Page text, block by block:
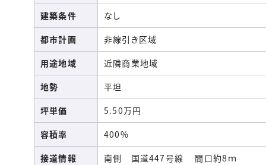
建築条件
なし
都市計画
非線引き区域
用途地域
近隣商業地域
地勢
平坦
坪単価
5.50万円
容積率
400%
接道情報
南側 国道447号線 間口約8ｍ